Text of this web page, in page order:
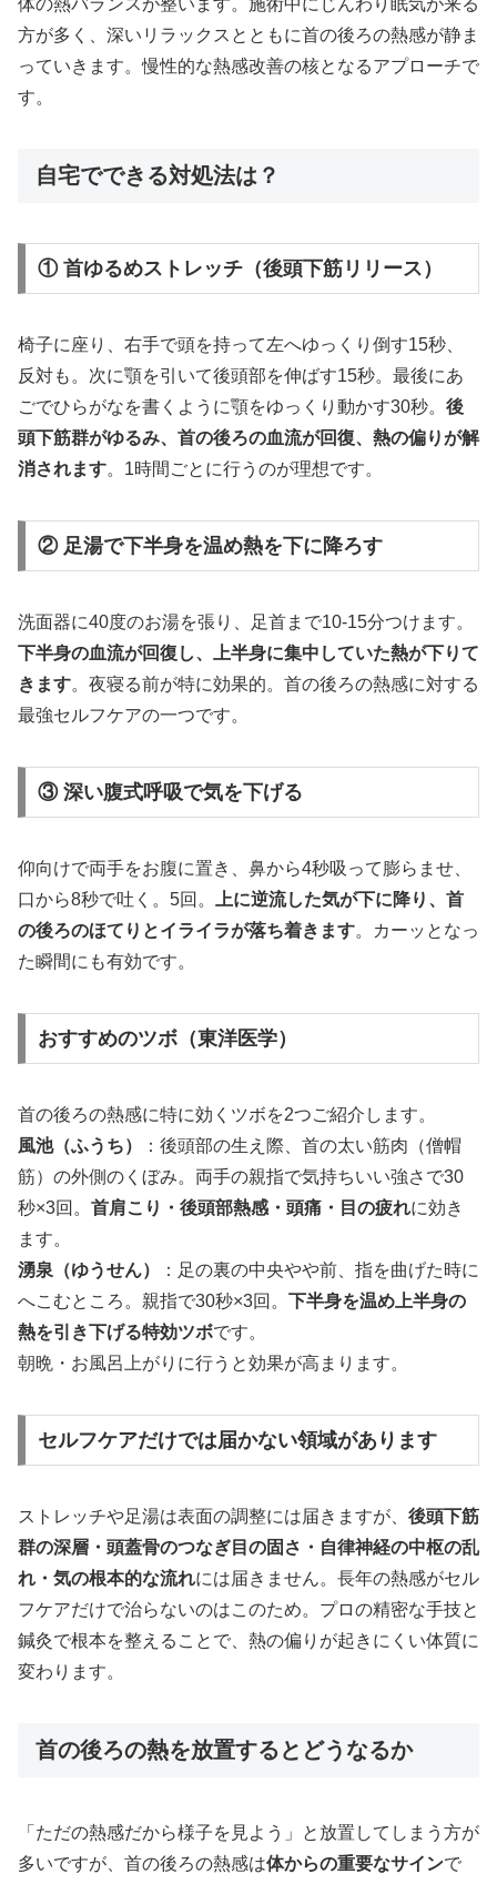
体の熱バランスが整います。施術中にじんわり眠気が来る
方が多く、深いリラックスとともに首の後ろの熱感が静ま
っていきます。慢性的な熱感改善の核となるアプローチで
す。
自宅でできる対処法は？
① 首ゆるめストレッチ（後頭下筋リリース）
椅子に座り、右手で頭を持って左へゆっくり倒す15秒、
反対も。次に顎を引いて後頭部を伸ばす15秒。最後にあ
ごでひらがなを書くように顎をゆっくり動かす30秒。 後
頭下筋群がゆるみ、首の後ろの血流が回復、熱の偏りが解
消されます。1時間ごとに行うのが理想です。
② 足湯で下半身を温め熱を下に降ろす
洗面器に40度のお湯を張り、足首まで10-15分つけます。
下半身の血流が回復し、上半身に集中していた熱が下りて
きます。夜寝る前が特に効果的。首の後ろの熱感に対する
最強セルフケアの一つです。
③ 深い腹式呼吸で気を下げる
仰向けで両手をお腹に置き、鼻から4秒吸って膨らませ、
口から8秒で吐く。5回。
上に逆流した気が下に降り、首
の後ろのほてりとイライラが落ち着きます。カーッとなっ
た瞬間にも有効です。
おすすめのツボ（東洋医学）
首の後ろの熱感に特に効くツボを2つご紹介します。
風池（ふうち）
：後頭部の生え際、首の太い筋肉（僧帽
筋）の外側のくぼみ。両手の親指で気持ちいい強さで30
秒×3回。 首肩こり・後頭部熱感・頭痛・目の疲れに効き
ます。
湧泉（ゆうせん）
：足の裏の中央やや前、指を曲げた時に
へこむところ。親指で30秒×3回。 下半身を温め上半身の
熱を引き下げる特効ツボです。
朝晩・お風呂上がりに行うと効果が高まります。
セルフケアだけでは届かない領域があります
ストレッチや足湯は表面の調整には届きますが、 後頭下筋
群の深層・頭蓋骨のつなぎ目の固さ・自律神経の中枢の乱
れ・気の根本的な流れには届きません。長年の熱感がセル
フケアだけで治らないのはこのため。プロの精密な手技と
鍼灸で根本を整えることで、熱の偏りが起きにくい体質に
変わります。
首の後ろの熱を放置するとどうなるか
「ただの熱感だから様子を見よう」と放置してしまう方が
多いですが、首の後ろの熱感は体からの重要なサインで